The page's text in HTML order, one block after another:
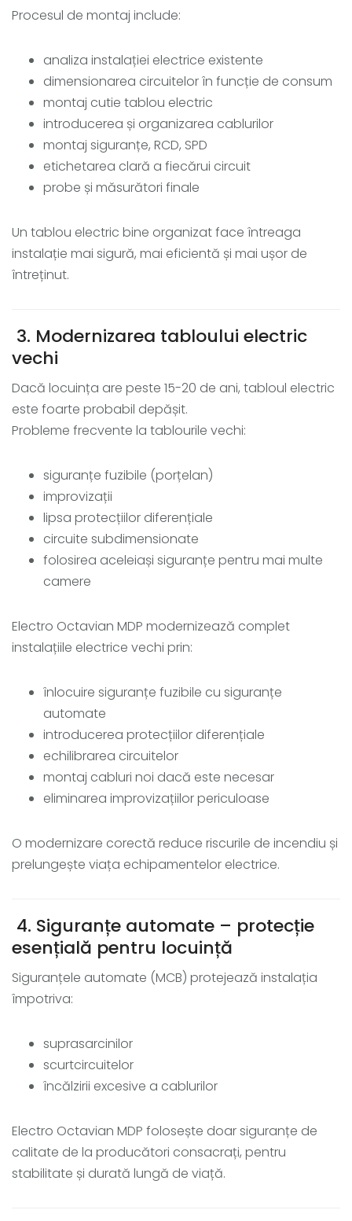
Procesul de montaj include:
analiza instalației electrice existente
dimensionarea circuitelor în funcție de consum
montaj cutie tablou electric
introducerea și organizarea cablurilor
montaj siguranțe, RCD, SPD
etichetarea clară a fiecărui circuit
probe și măsurători finale
Un tablou electric bine organizat face întreaga
instalație mai sigură, mai eficientă și mai ușor de
întreținut.
3. Modernizarea tabloului electric
vechi
Dacă locuința are peste 15-20 de ani, tabloul electric
este foarte probabil depășit.
Probleme frecvente la tablourile vechi:
siguranțe fuzibile (porțelan)
improvizații
lipsa protecțiilor diferențiale
circuite subdimensionate
folosirea aceleiași siguranțe pentru mai multe
camere
Electro Octavian MDP modernizează complet
instalațiile electrice vechi prin:
înlocuire siguranțe fuzibile cu siguranțe
automate
introducerea protecțiilor diferențiale
echilibrarea circuitelor
montaj cabluri noi dacă este necesar
eliminarea improvizațiilor periculoase
O modernizare corectă reduce riscurile de incendiu și
prelungește viața echipamentelor electrice.
4. Siguranțe automate – protecție
esențială pentru locuință
Siguranțele automate (MCB) protejează instalația
împotriva:
suprasarcinilor
scurtcircuitelor
încălzirii excesive a cablurilor
Electro Octavian MDP folosește doar siguranțe de
calitate de la producători consacrați, pentru
stabilitate și durată lungă de viață.